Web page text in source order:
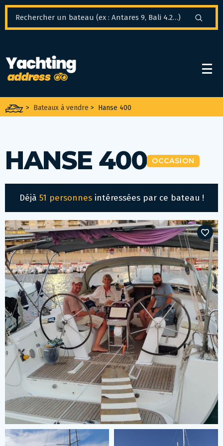
> Bateaux à vendre > Hanse 400
HANSE 400 OCCASION
Déjà 51 personnesintéressées par ce bateau !
Panneau de gestion des cookies